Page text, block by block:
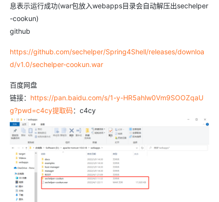
息表示运行成功(war包放入webapps目录会自动解压出sechelper
-cookun)
github
https://github.com/sechelper/Spring4Shell/releases/downloa
d/v1.0/sechelper-cookun.war
百度网盘
链接： https://pan.baidu.com/s/1-y-HR5ahlw0Vm9SOOZqaU
g?pwd=c4cy提取码：c4cy